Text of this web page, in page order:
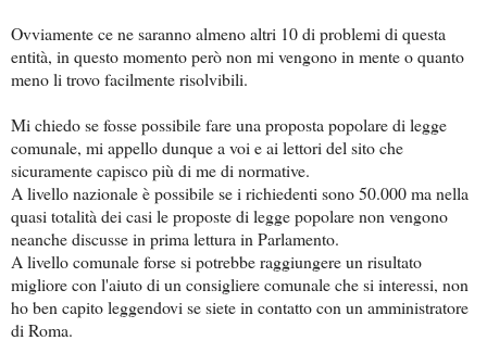
Ovviamente ce ne saranno almeno altri 10 di problemi di questa
entità, in questo momento però non mi vengono in mente o quanto
meno li trovo facilmente risolvibili.
Mi chiedo se fosse possibile fare una proposta popolare di legge
comunale, mi appello dunque a voi e ai lettori del sito che
sicuramente capisco più di me di normative.
A livello nazionale è possibile se i richiedenti sono 50.000 ma nella
quasi totalità dei casi le proposte di legge popolare non vengono
neanche discusse in prima lettura in Parlamento.
A livello comunale forse si potrebbe raggiungere un risultato
migliore con l'aiuto di un consigliere comunale che si interessi, non
ho ben capito leggendovi se siete in contatto con un amministratore
di Roma.